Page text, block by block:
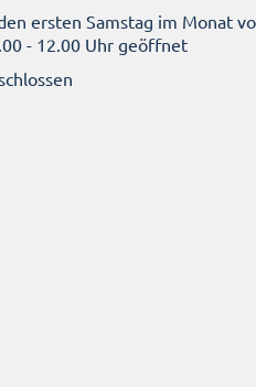
ersten Samstag im Monat
- 12.00 Uhr geöffnet